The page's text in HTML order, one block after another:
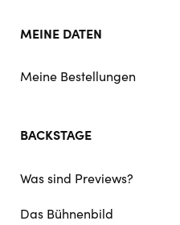
MEINE DATEN
Meine Bestellungen
BACKSTAGE
Was sind Previews?
Das Bühnenbild